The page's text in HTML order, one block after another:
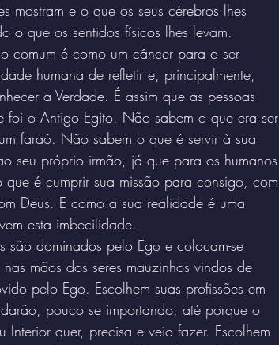
mostram e o que os seus cérebros lhes
o que os sentidos físicos lhes levam.
comum é como um câncer para o ser
humana de refletir e, principalmente,
a Verdade. É assim que as pessoas
foi o Antigo Egito. Não sabem o que era ser
faraó. Não sabem o que é servir à sua
seu próprio irmão, já que para os humanos
é cumprir sua missão para consigo, com
Deus. E como a sua realidade é uma
esta imbecilidade.
são dominados pelo Ego e colocam-se
mãos dos seres mauzinhos vindos de
pelo Ego. Escolhem suas profissões em
pouco se importando, até porque o
quer, precisa e veio fazer. Escolhem